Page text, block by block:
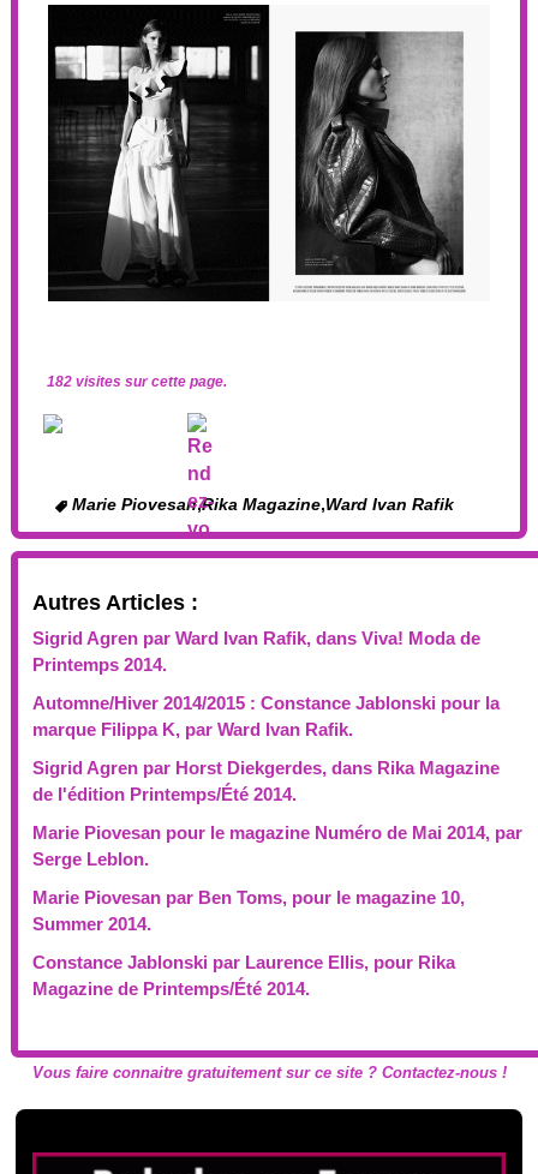
182 visites sur cette page.
Marie Piovesan,Rika Magazine,Ward Ivan Rafik
Autres Articles :
Sigrid Agren par Ward Ivan Rafik, dans Viva! Moda de
Printemps 2014.
Automne/Hiver 2014/2015 : Constance Jablonski pour la
marque Filippa K, par Ward Ivan Rafik.
Sigrid Agren par Horst Diekgerdes, dans Rika Magazine
de l'édition Printemps/Été 2014.
Marie Piovesan pour le magazine Numéro de Mai 2014, par
Serge Leblon.
Marie Piovesan par Ben Toms, pour le magazine 10,
Summer 2014.
Constance Jablonski par Laurence Ellis, pour Rika
Magazine de Printemps/Été 2014.
Vous faire connaitre gratuitement sur ce site ? Contactez-nous !